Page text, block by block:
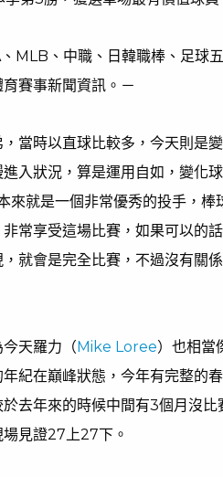
MLB、中職、日韓職棒、足球五
賽事新聞資訊。－
當時以直球比較多，今天則是
入狀況，算是運用自如，變化
就是一個非常優秀的投手，棒
常享受這場比賽，如果可以的
就會是完全比賽，不過沒有關
天羅力（Mike Loree）也相當
紀在巔峰狀態，今年有完整的
去年來的時候中間有3個月沒比
見證27上27下。